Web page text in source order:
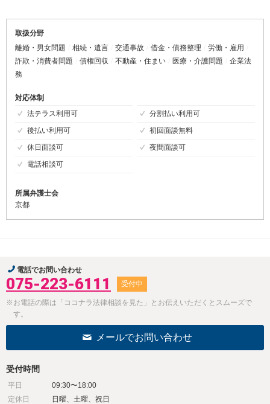
取扱分野
離婚・男女問題
相続・遺言 交通事故 借金・債務整理
労働・雇用
詐欺・消費者問題
債権回収 不動産・住まい 医療・介護問題
企業法
務
対応体制
法テラス利用可
分割払い利用可
後払い利用可
初回面談無料
休日面談可
夜間面談可
電話相談可
所属弁護士会
京都
電話でお問い合わせ
075-223-6111 受付中
※お電話の際は「ココナラ法律相談を見た」とお伝えいただくとスムーズで
す。
メールでお問い合わせ
受付時間
平日
09:30〜18:00
定休日
日曜、土曜、祝日